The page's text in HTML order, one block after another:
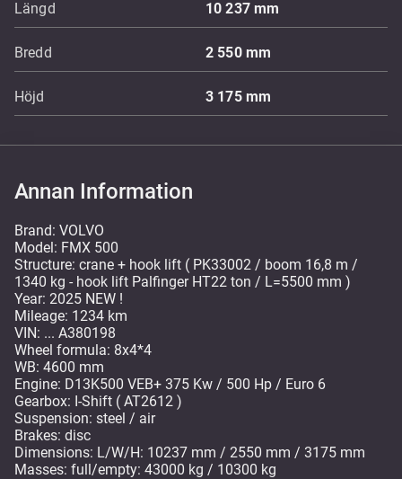
Längd 10 237mm
Bredd 2 550 mm
Höjd 3 175 mm
Annan Information
Brand: VOLVO
Model: FMX 500
Structure: crane + hook lift ( PK33002 / boom 16,8 m /
1340 kg - hook lift Palfinger HT22 ton / L=5500 mm )
Year: 2025 NEW !
Mileage: 1234 km
VIN: ... A380198
Wheel formula: 8x4*4
WB: 4600 mm
Engine: D13K500 VEB+ 375 Kw / 500 Hp / Euro 6
Gearbox: I-Shift ( AT2612 )
Suspension: steel / air
Brakes: disc
Dimensions: L/W/H: 10237 mm / 2550 mm / 3175 mm
Masses: full/empty: 43000 kg / 10300 kg